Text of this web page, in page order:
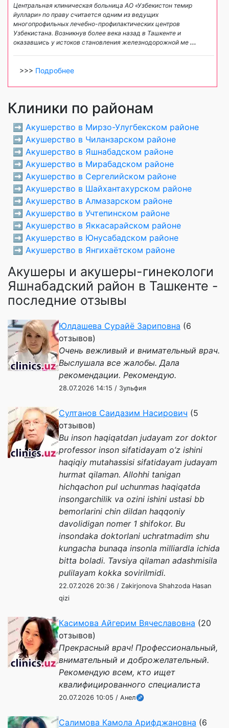
Центральная клиническая больница АО «Узбекистон темир
йуллари» по праву считается одним из ведущих
многопрофильных лечебно-профилактических центров
Узбекистана. Возникнув более века назад в Ташкенте и
оказавшись у истоков становления железнодорожной ме ...
>>> Подробнее
Клиники по районам
➡️ Акушерство в Мирзо-Улугбекском районе
➡️ Акушерство в Чиланзарском районе
➡️ Акушерство в Яшнабадском районе
➡️ Акушерство в Мирабадском районе
➡️ Акушерство в Сергелийском районе
➡️ Акушерство в Шайхантахурском районе
➡️ Акушерство в Алмазарском районе
➡️ Акушерство в Учтепинском районе
➡️ Акушерство в Яккасарайском районе
➡️ Акушерство в Юнусабадском районе
➡️ Акушерство в Янгихаётском районе
Акушеры и акушеры-гинекологи
Яшнабадский район в Ташкенте -
последние отзывы
Юлдашева Сурайё Зариповна (6
отзывов)
Очень вежливый и внимательный врач.
Выслушала все жалобы. Дала
рекомендации. Рекомендую.
28.07.2026 14:15 / Зульфия
Султанов Саидазим Насирович (5
отзывов)
Bu inson haqiqatdan judayam zor doktor
professor inson sifatidayam o’z ishini
haqiqiy mutahassisi sifatidayam judayam
hurmat qilaman. Allohhi tanigan
hichqachon pul uchunmas haqiqatda
insongarchilik va ozini ishini ustasi bb
bemorlarini chin dildan haqqoniy
davolidigan nomer 1 shifokor. Bu
insondaka doktorlani uchratmadim shu
kungacha bunaqa insonla milliardla ichida
bitta boladi. Tavsiya qilaman adashmisila
pulilayam kokka sovirilmidi.
22.07.2026 20:36 / Zakirjonova Shahzoda Hasan
qizi
Касимова Айгерим Вячеславовна (20
отзывов)
Прекрасный врач! Профессиональный,
внимательный и доброжелательный.
Рекомендую всем, кто ищет
квалифицированного специалиста
20.07.2026 10:05 / Анел♐️
Салимова Камола Арифджановна (6